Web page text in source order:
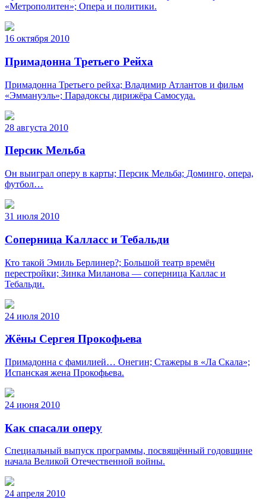
«Метрополитен»; Опера и политики.
16 октября 2010
Примадонна Третьего Рейха
Примадонна Третьего рейха; Владимир Атлантов и фильм
«Эммануэль»; Парадоксы дирижёра Самосуда.
28 августа 2010
Персик Мельба
Он выиграл оперу в карты; Персик Мельба; Доминго, опера,
футбол…
31 июля 2010
Соперница Калласс и Тебальди
Кто такой Эмиль Берлинер?; Большой театр времён
перестройки; Зинка Миланова — соперница Каллас и
Тебальди.
24 июля 2010
Жёны Сергея Прокофьева
Примадонна с фамилией… Онегин; Стажеры в «Ла Скала»;
Испанская жена Прокофьева.
24 июня 2010
Как спасали оперу
Специальный выпуск программы, посвящённый годовщине
начала Великой Отечественной войны.
24 апреля 2010